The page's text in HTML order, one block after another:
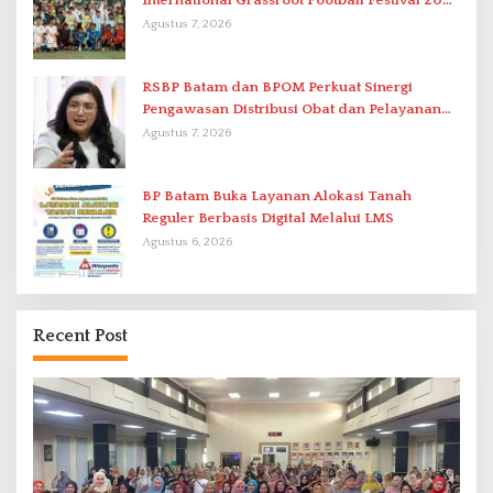
di Stadion Temenggung Abdul Jamal
Agustus 7, 2026
RSBP Batam dan BPOM Perkuat Sinergi
Pengawasan Distribusi Obat dan Pelayanan
Kefarmasian
Agustus 7, 2026
BP Batam Buka Layanan Alokasi Tanah
Reguler Berbasis Digital Melalui LMS
Agustus 6, 2026
Recent Post